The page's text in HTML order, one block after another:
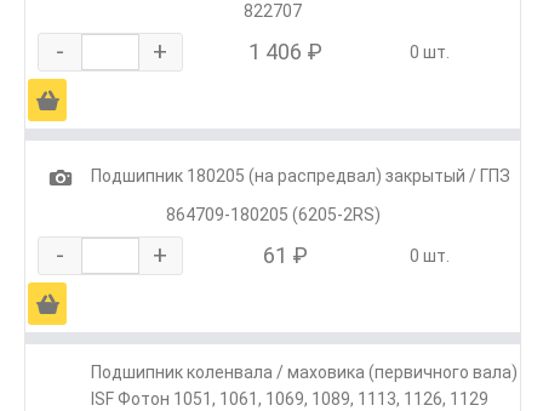
822707
- + 1 406 ₽ 0 шт.
Ä
1
Подшипник 180205 (на распредвал) закрытый / ГПЗ
864709-180205 (6205-2RS)
- + 61 ₽ 0 шт.
Ä
Подшипник коленвала / маховика (первичного вала)
ISF Фотон 1051, 1061, 1069, 1089, 1113, 1126, 1129